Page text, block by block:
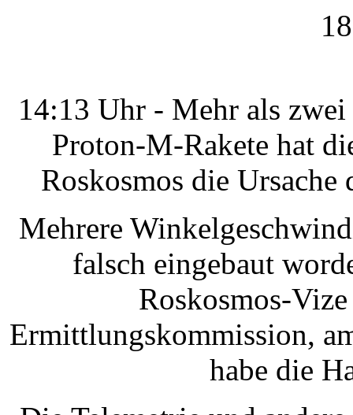
14:13 Uhr - Mehr als
Proton-M-Rakete hat
Roskosmos die Ursache
Mehrere
falsch eingebaut
Roskosmos-
Ermittlungskommission,
habe die